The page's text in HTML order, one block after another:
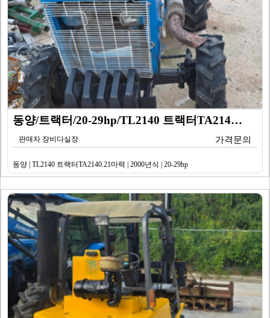
동양/트랙터/20-29hp/TL2140 트랙터TA214…
판매자 장비다실장 가격문의
동양 | TL2140 트랙터TA2140.21마력 | 2000년식 | 20-29hp